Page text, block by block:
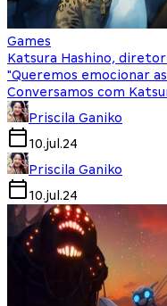
Games
Katsura Hashino,
"Queremos emocionar
Conversamos com
Priscila Ganiko
10.jul.24
Priscila Ganiko
10.jul.24